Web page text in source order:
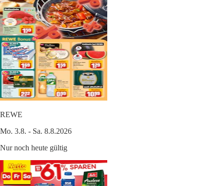
REWE
Mo. 3.8. - Sa. 8.8.2026
Nur noch heute gültig